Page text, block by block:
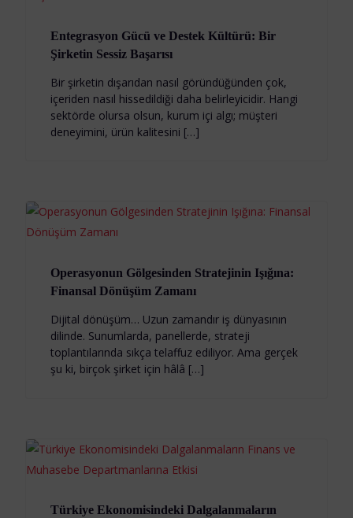
Entegrasyon Gücü ve Destek Kültürü: Bir
Şirketin Sessiz Başarısı
Bir şirketin dışarıdan nasıl göründüğünden çok,
içeriden nasıl hissedildiği daha belirleyicidir. Hangi
sektörde olursa olsun, kurum içi algı; müşteri
deneyimini, ürün kalitesini […]
Operasyonun Gölgesinden Stratejinin Işığına:
Finansal Dönüşüm Zamanı
Dijital dönüşüm… Uzun zamandır iş dünyasının
dilinde. Sunumlarda, panellerde, strateji
toplantılarında sıkça telaffuz ediliyor. Ama gerçek
şu ki, birçok şirket için hâlâ […]
Türkiye Ekonomisindeki Dalgalanmaların